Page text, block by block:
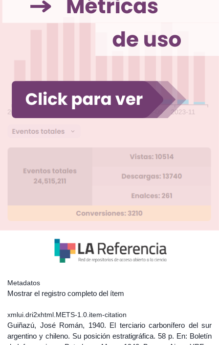
Metadatos
Mostrar el registro completo del ítem
xmlui.dri2xhtml.METS-1.0.item-citation
Guiñazú, José Román, 1940. El terciario carbonífero del sur
argentino y chileno. Su posición estratigráfica. 58 p. En: Boletín